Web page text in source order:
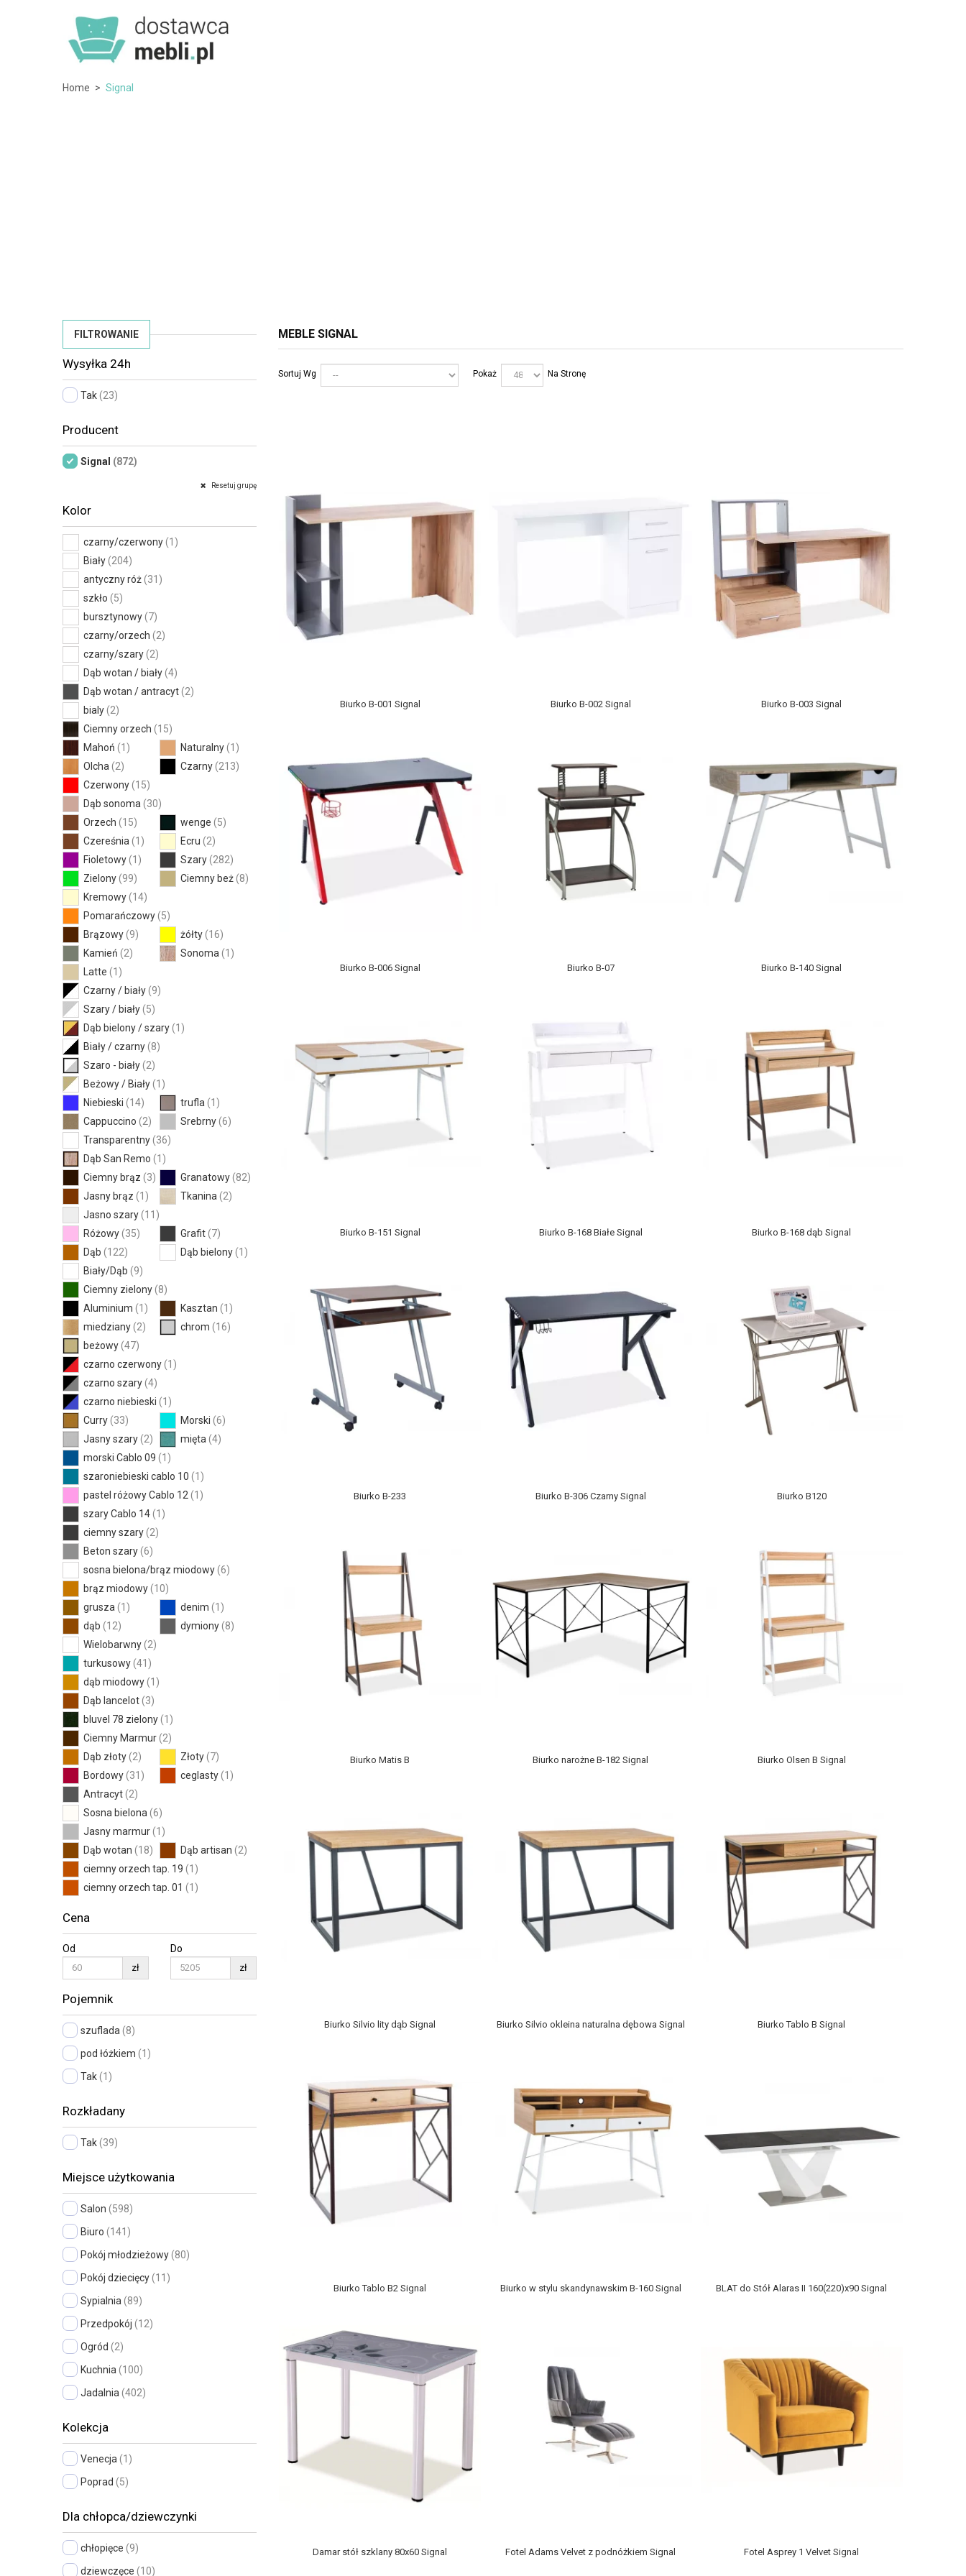
Home > Signal
FILTROWANIE
Wysyłka 24h
Tak(23)
Producent
Signal (872)
Resetuj grupę
Kolor
czarny/czerwony(1)
Biały(204)
antyczny róż(31)
szkło (5)
bursztynowy(7)
czarny/orzech (2)
czarny/szary(2)
Dąb wotan / biały(4)
Dąb wotan / antracyt(2)
bialy(2)
Ciemny orzech (15)
Mahoń (1) Naturalny(1)
Olcha (2) Czarny(213)
Czerwony(15)
Dąb sonoma (30)
Orzech (15) wenge (5)
Czereśnia (1) Ecru (2)
Fioletowy(1) Szary(282)
Zielony(99) Ciemny beż(8)
Kremowy(14)
Pomarańczowy(5)
Brązowy(9) żółty(16)
Kamień (2) Sonoma (1)
Latte (1)
Czarny / biały(9)
Szary / biały(5)
Dąb bielony / szary(1)
Biały / czarny(8)
Szaro - biały(2)
Beżowy / Biały(1)
Niebieski (14) trufla (1)
Cappuccino (2) Srebrny(6)
Transparentny(36)
Dąb San Remo (1)
Ciemny brąz (3) Granatowy(82)
Jasny brąz (1) Tkanina (2)
Jasno szary(11)
Różowy(35) Grafit(7)
Dąb (122) Dąb bielony(1)
Biały/Dąb (9)
Ciemny zielony(8)
Aluminium (1) Kasztan (1)
miedziany(2) chrom (16)
beżowy(47)
czarno czerwony(1)
czarno szary(4)
czarno niebieski (1)
Curry(33) Morski (6)
Jasny szary(2) mięta (4)
morski Cablo 09 (1)
szaroniebieski cablo 10 (1)
pastel różowy Cablo 12 (1)
szary Cablo 14(1)
ciemny szary(2)
Beton szary(6)
sosna bielona/brąz miodowy(6)
brąz miodowy(10)
grusza (1) denim (1)
dąb (12) dymiony(8)
Wielobarwny(2)
turkusowy(41)
dąb miodowy(1)
Dąb lancelot(3)
bluvel 78 zielony(1)
Ciemny Marmur(2)
Dąb złoty(2) Złoty(7)
Bordowy(31) ceglasty(1)
Antracyt(2)
Sosna bielona (6)
Jasny marmur(1)
Dąb wotan (18) Dąb artisan (2)
ciemny orzech tap. 19 (1)
ciemny orzech tap. 01 (1)
Cena
Od
zł
Do
zł
Pojemnik
szuflada (8)
pod łóżkiem (1)
Tak(1)
Rozkładany
Tak(39)
Miejsce użytkowania
Salon (598)
Biuro (141)
Pokój młodzieżowy(80)
Pokój dziecięcy(11)
Sypialnia (89)
Przedpokój (12)
Ogród (2)
Kuchnia (100)
Jadalnia (402)
Kolekcja
Venecja (1)
Poprad (5)
Dla chłopca/dziewczynki
chłopięce (9)
dziewczęce (10)
MEBLE SIGNAL
Sortuj Wg Pokaż Na Stronę
Biurko B-001 Signal Biurko B-002 Signal Biurko B-003 Signal
Biurko B-006 Signal Biurko B-07 Biurko B-140 Signal
Biurko B-151 Signal Biurko B-168 Białe Signal Biurko B-168 dąb Signal
Biurko B-233 Biurko B-306 Czarny Signal Biurko B120
Biurko Matis B Biurko narożne B-182 Signal Biurko Olsen B Signal
Biurko Silvio lity dąb Signal Biurko Silvio okleina naturalna dębowa Signal Biurko Tablo B Signal
Biurko Tablo B2 Signal Biurko w stylu skandynawskim B-160 Signal BLAT do Stół Alaras II 160(220)x90 Signal
Damar stół szklany 80x60 Signal Fotel Adams Velvet z podnóżkiem Signal Fotel Asprey 1 Velvet Signal